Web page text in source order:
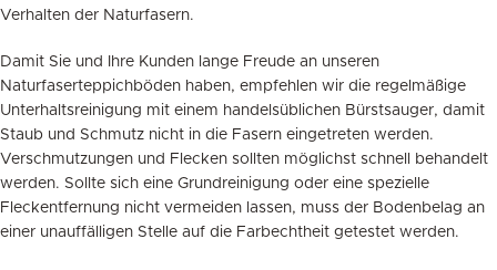
Verhalten der Naturfasern.
Damit Sie und Ihre Kunden lange Freude an unseren
Naturfaserteppichböden haben, empfehlen wir die regelmäßige
Unterhaltsreinigung mit einem handelsüblichen Bürstsauger, damit
Staub und Schmutz nicht in die Fasern eingetreten werden.
Verschmutzungen und Flecken sollten möglichst schnell behandelt
werden. Sollte sich eine Grundreinigung oder eine spezielle
Fleckentfernung nicht vermeiden lassen, muss der Bodenbelag an
einer unauffälligen Stelle auf die Farbechtheit getestet werden.